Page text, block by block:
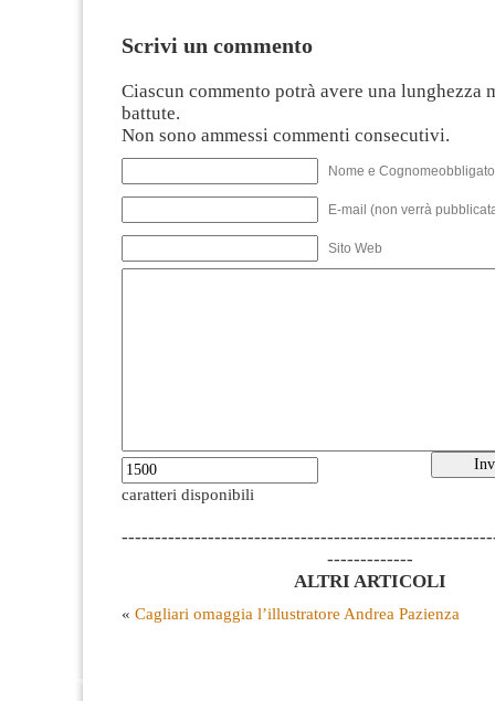
Scrivi un commento
Ciascun commento potrà avere una lunghezza
battute.
Non sono ammessi commenti consecutivi.
Nome e
E-mail (non verrà
Sito Web
caratteri disponibili
-------------
ALTRI ARTICOLI
« Cagliari omaggia l’illustratore Andrea Pazienza